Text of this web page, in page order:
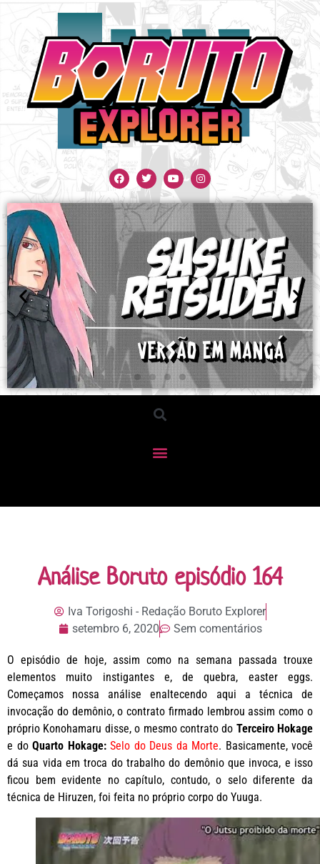
Análise Boruto episódio 164
Iva Torigoshi - Redação Boruto Explorer
setembro 6, 2020
Sem comentários
O episódio de hoje, assim como na semana passada trouxe
elementos muito instigantes e, de quebra, easter eggs.
Começamos nossa análise enaltecendo aqui a técnica de
invocação do demônio, o contrato firmado lembrou assim como o
próprio Konohamaru disse, o mesmo contrato do Terceiro Hokage
e doQuarto Hokage: Selo do Deus da Morte. Basicamente, você
dá sua vida em troca do trabalho do demônio que invoca, e isso
ficou bem evidente no capítulo, contudo, o selo diferente da
técnica de Hiruzen, foi feita no próprio corpo do Yuuga.